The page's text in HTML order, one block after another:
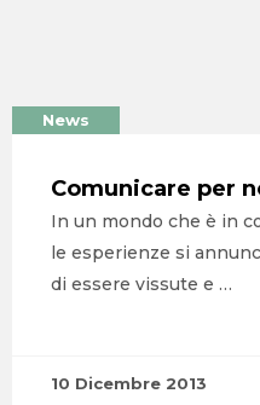
News
Comunicare per
In un mondo che è in
le esperienze si
di essere vissute e …
10 Dicembre 2013